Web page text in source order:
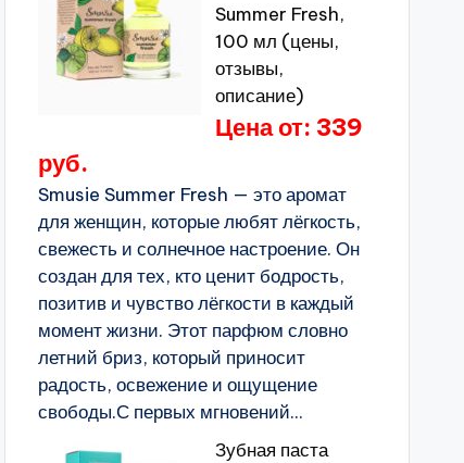
Summer Fresh,
100 мл (цены,
отзывы,
описание)
Цена от: 339
руб.
Smusie Summer Fresh — это аромат
для женщин, которые любят лёгкость,
свежесть и солнечное настроение. Он
создан для тех, кто ценит бодрость,
позитив и чувство лёгкости в каждый
момент жизни. Этот парфюм словно
летний бриз, который приносит
радость, освежение и ощущение
свободы.С первых мгновений...
Зубная паста